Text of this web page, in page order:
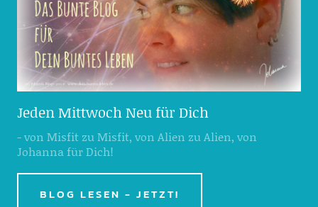
Jeden Mittwoch Neu für Dich
- von Misfit zu Misfit, von Alien zu Alien, von
Johanna für Dich!
BLOG LESEN - JETZT!